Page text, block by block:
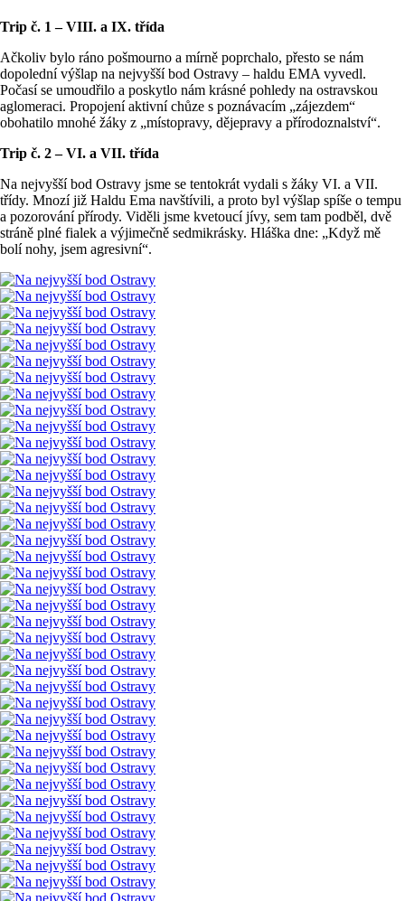
Trip č. 1 – VIII. a IX. třída
Ačkoliv bylo ráno pošmourno a mírně poprchalo, přesto se nám
dopolední výšlap na nejvyšší bod Ostravy – haldu EMA vyvedl.
Počasí se umoudřilo a poskytlo nám krásné pohledy na ostravskou
aglomeraci. Propojení aktivní chůze s poznávacím „zájezdem“
obohatilo mnohé žáky z „místopravy, dějepravy a přírodoznalství“.
Trip č. 2 – VI. a VII. třída
Na nejvyšší bod Ostravy jsme se tentokrát vydali s žáky VI. a VII.
třídy. Mnozí již Haldu Ema navštívili, a proto byl výšlap spíše o tempu
a pozorování přírody. Viděli jsme kvetoucí jívy, sem tam podběl, dvě
stráně plné fialek a výjimečně sedmikrásky. Hláška dne: „Když mě
bolí nohy, jsem agresivní“.